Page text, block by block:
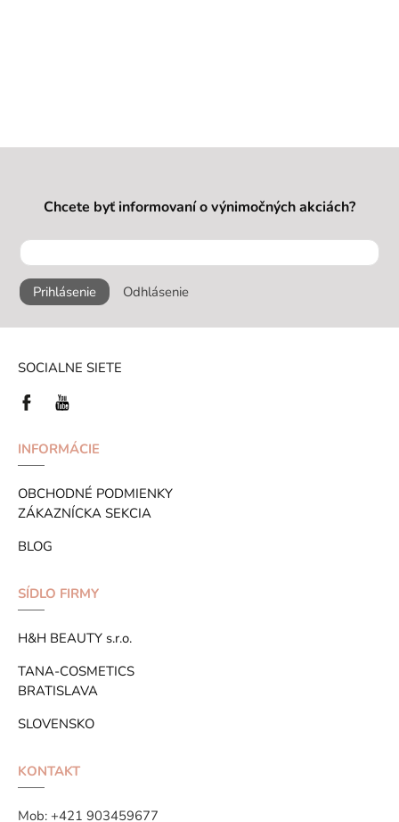
Chcete byť informovaní o výnimočných akciách?
Prihlásenie Odhlásenie
SOCIALNE SIETE
INFORMÁCIE
OBCHODNÉ PODMIENKY
ZÁKAZNÍCKA SEKCIA
BLOG
SÍDLO FIRMY
H&H BEAUTY s.r.o.
TANA-COSMETICS
BRATISLAVA
SLOVENSKO
KONTAKT
Mob: +421 903459677